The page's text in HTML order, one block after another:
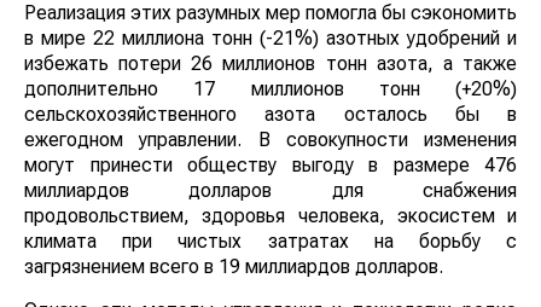
Реализация этих разумных мер помогла бы сэкономить
в мире 22 миллиона тонн (-21%) азотных удобрений и
избежать потери 26 миллионов тонн азота, а также
дополнительно 17 миллионов тонн (+20%)
сельскохозяйственного азота осталось бы в
ежегодном управлении. В совокупности изменения
могут принести обществу выгоду в размере 476
миллиардов долларов для снабжения
продовольствием, здоровья человека, экосистем и
климата при чистых затратах на борьбу с
загрязнением всего в 19 миллиардов долларов.